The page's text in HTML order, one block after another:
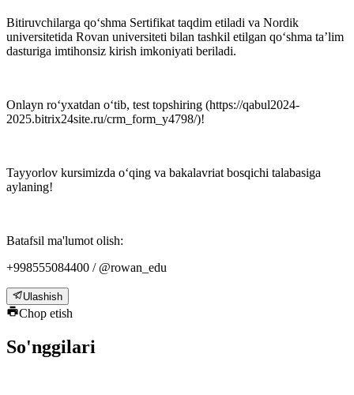
Bitiruvchilarga qo‘shma Sertifikat taqdim etiladi va Nordik
universitetida Rovan universiteti bilan tashkil etilgan qo‘shma taʼlim
dasturiga imtihonsiz kirish imkoniyati beriladi.
Onlayn ro‘yxatdan o‘tib, test topshiring (https://qabul2024-
2025.bitrix24site.ru/crm_form_y4798/)!
Tayyorlov kursimizda o‘qing va bakalavriat bosqichi talabasiga
aylaning!
Batafsil ma'lumot olish:
+998555084400 / @rowan_edu
Ulashish
Chop etish
So'nggilari